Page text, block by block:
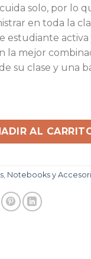
solo, por lo
en toda la
estudiante activa
la mejor
su clase y una
Samsung
AL
Notebooks y